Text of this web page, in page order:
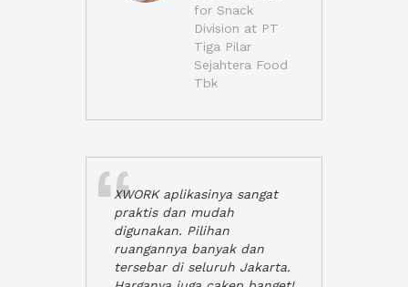
for Snack
Division at PT
Tiga Pilar
Sejahtera Food
Tbk
XWORK aplikasinya sangat
praktis dan mudah
digunakan. Pilihan
ruangannya banyak dan
tersebar di seluruh Jakarta.